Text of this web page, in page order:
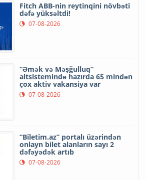
Fitch ABB-nin reytinqini növbəti
dəfə yüksəltdi!
07-08-2026
“Əmək və Məşğulluq”
altsistemində hazırda 65 mindən
çox aktiv vakansiya var
07-08-2026
“Biletim.az” portalı üzərindən
onlayn bilet alanların sayı 2
dəfəyədək artıb
07-08-2026